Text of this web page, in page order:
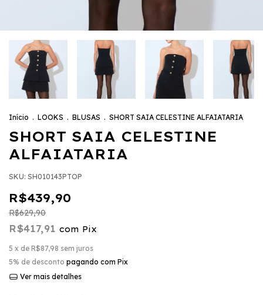
Início . LOOKS . BLUSAS . SHORT SAIA CELESTINE ALFAIATARIA
SHORT SAIA CELESTINE
ALFAIATARIA
SKU: SH010143PTOP
R$439,90
R$629,90
R$417,91 com Pix
5 x de R$87,98 sem juros
5% de desconto pagando com Pix
Ver mais detalhes